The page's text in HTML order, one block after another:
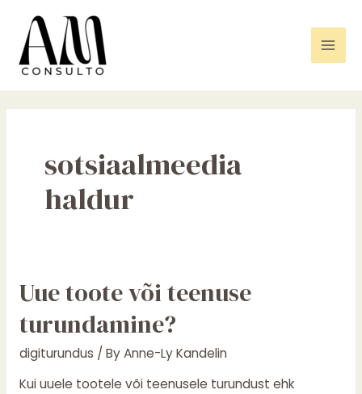
content
sotsiaalmeedia
haldur
Uue toote või teenuse
turundamine?
digiturundus / ByAnne-Ly Kandelin
Kui uuele tootele või teenusele turundust ehk
Uue
toote
või
turundamine?